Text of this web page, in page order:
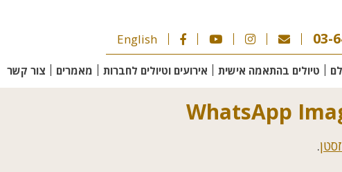
03-
English
טיולים בהתאמה אישית אירועים וטיולים לחברות מאמרים צור קשר
WhatsApp
.